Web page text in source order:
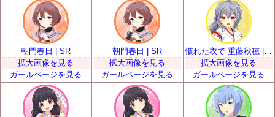
朝門春日 | SR
拡大画像を見る
ガールページを見る
朝門春日 | SR
拡大画像を見る
ガールページを見る
慣れた衣で 重藤秋穂 | SR
拡大画像を見る
ガールページを見る